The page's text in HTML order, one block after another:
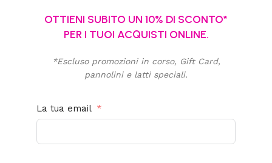
OTTIENI SUBITO UN 10% DI SCONTO*
PER I TUOI ACQUISTI ONLINE.
*Escluso promozioni in corso, Gift Card,
pannolini e latti speciali.
La tua email